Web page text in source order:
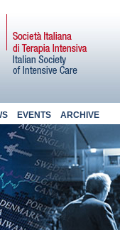
EVENTS
ARCHIVE